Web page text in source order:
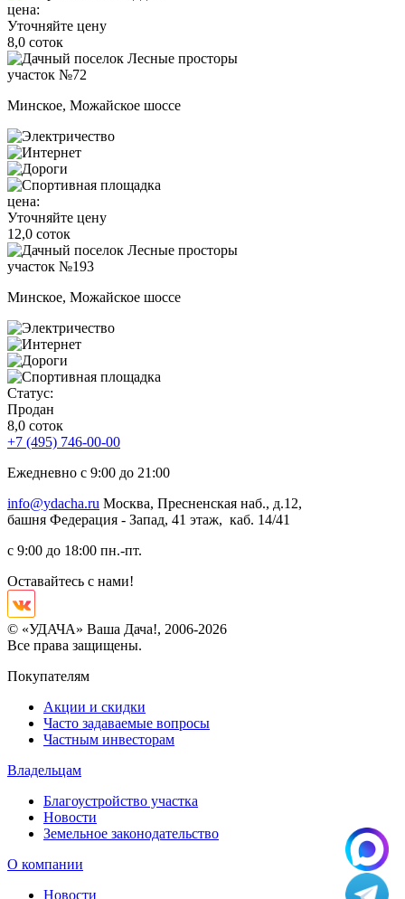
цена:
Уточняйте цену
8,0 соток
участок №72
Минское, Можайское шоссе
цена:
Уточняйте цену
12,0 соток
участок №193
Минское, Можайское шоссе
Статус:
Продан
8,0 соток
+7 (495) 746-00-00
Ежедневно с 9:00 до 21:00
info@ydacha.ru Москва, Пресненская наб., д.12,
башня Федерация - Запад, 41 этаж, каб. 14/41
с 9:00 до 18:00 пн.-пт.
Оставайтесь с нами!
© «УДАЧА» Ваша Дача!, 2006-2026
Все права защищены.
Покупателям
Акции и скидки
Часто задаваемые вопросы
Частным инвесторам
Владельцам
Благоустройство участка
Новости
Земельное законодательство
О компании
Новости